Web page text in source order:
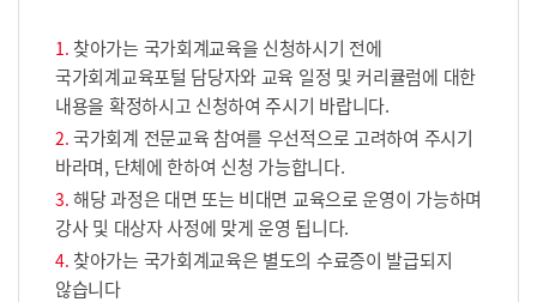
찾아가는 국가회계교육을 신청하시기 전에
국가회계교육포털 담당자와 교육 일정 및 커리큘럼에 대한
내용을 확정하시고 신청하여 주시기 바랍니다.
국가회계 전문교육 참여를 우선적으로 고려하여 주시기
바라며, 단체에 한하여 신청 가능합니다.
해당 과정은 대면 또는 비대면 교육으로 운영이 가능하며
강사 및 대상자 사정에 맞게 운영 됩니다.
찾아가는 국가회계교육은 별도의 수료증이 발급되지
않습니다